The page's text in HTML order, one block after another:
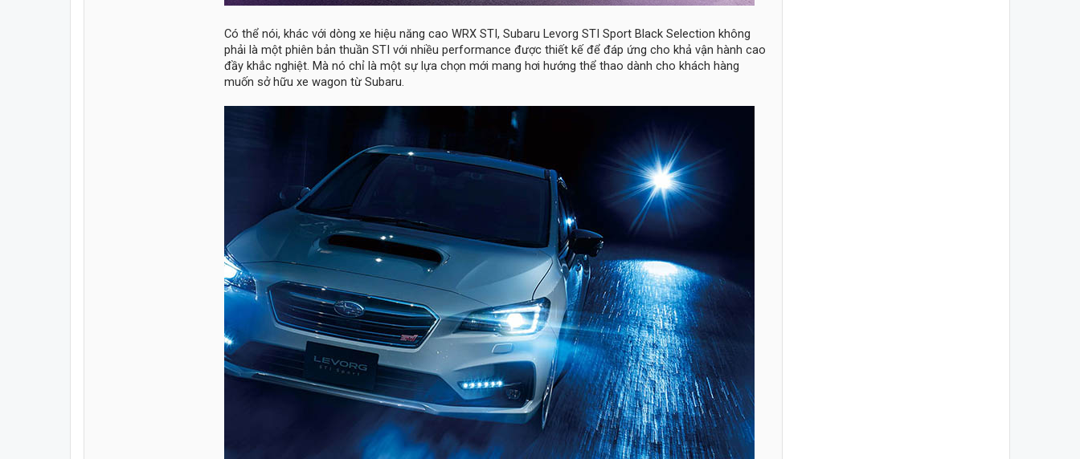
Có thể nói, khác với dòng xe hiệu năng cao WRX STI, Subaru Levorg STI Sport Black Selection không
phải là một phiên bản thuần STI với nhiều performance được thiết kế để đáp ứng cho khả vận hành cao
đầy khắc nghiệt. Mà nó chỉ là một sự lựa chọn mới mang hơi hướng thể thao dành cho khách hàng
muốn sở hữu xe wagon từ Subaru.